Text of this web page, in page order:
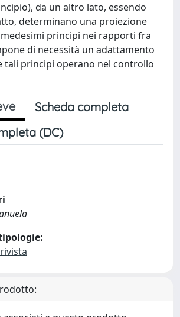
da un altro lato, essendo
determinano una proiezione
principi nei rapporti fra
di necessità un adattamento
tali principi operano nel controllo
Scheda completa
(DC)